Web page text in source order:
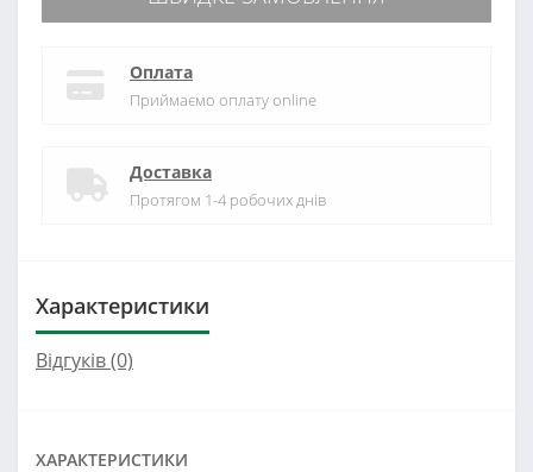
Оплата
Приймаємо оплату online
Доставка
Протягом 1-4 робочих днів
Характеристики
Відгуків (0)
ХАРАКТЕРИСТИКИ